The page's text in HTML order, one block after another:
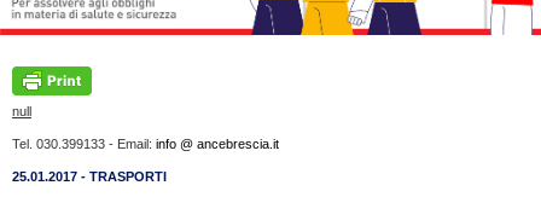
null
Tel. 030.399133 - Email: info @ ancebrescia.it
25.01.2017 - TRASPORTI